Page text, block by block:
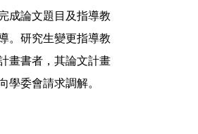
成論文題目及指導教
。研究生變更指導教
畫書者，其論文計畫
學委會請求調解。